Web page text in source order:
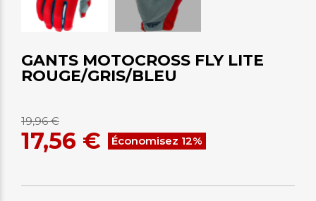
GANTS MOTOCROSS FLY LITE
ROUGE/GRIS/BLEU
19,96 €
17,56 € Économisez 12%